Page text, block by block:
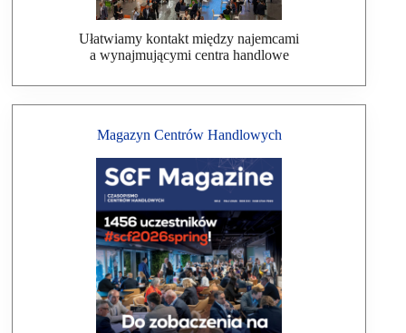
Ułatwiamy kontakt między najemcami
a wynajmującymi centra handlowe
Magazyn Centrów Handlowych